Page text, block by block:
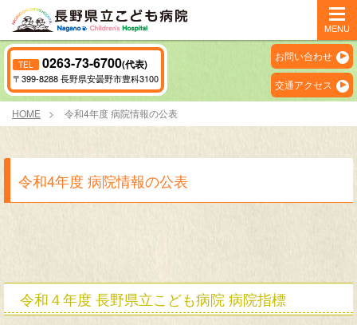
MENU
TEL 0263-73-6700(代表)
〒399-8288 長野県安曇野市豊科3100
お問い合わせ
交通アクセス
HOME 令和4年度 病院情報の公表
令和4年度 病院情報の公表
令和４年度 長野県立こども病院病院指標